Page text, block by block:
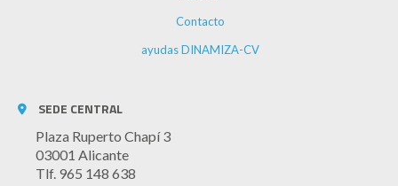
Contacto
ayudas DINAMIZA-CV
SEDE CENTRAL
Plaza Ruperto Chapí 3
03001 Alicante
Tlf. 965 148 638